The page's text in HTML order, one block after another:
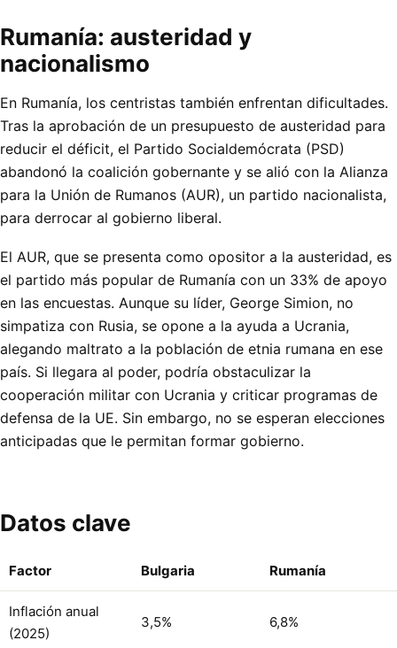
Rumanía: austeridad y
nacionalismo
En Rumanía, los centristas también enfrentan dificultades.
Tras la aprobación de un presupuesto de austeridad para
reducir el déficit, el Partido Socialdemócrata (PSD)
abandonó la coalición gobernante y se alió con la Alianza
para la Unión de Rumanos (AUR), un partido nacionalista,
para derrocar al gobierno liberal.
El AUR, que se presenta como opositor a la austeridad, es
el partido más popular de Rumanía con un 33% de apoyo
en las encuestas. Aunque su líder, George Simion, no
simpatiza con Rusia, se opone a la ayuda a Ucrania,
alegando maltrato a la población de etnia rumana en ese
país. Si llegara al poder, podría obstaculizar la
cooperación militar con Ucrania y criticar programas de
defensa de la UE. Sin embargo, no se esperan elecciones
anticipadas que le permitan formar gobierno.
Datos clave
Factor Bulgaria Rumanía
Inflación anual
(2025)
3,5% 6,8%